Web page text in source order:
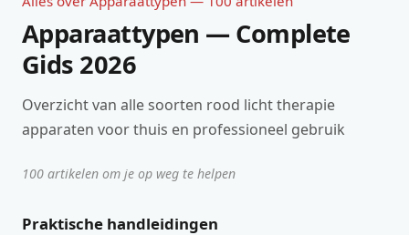
Apparaattypen — Complete
Gids 2026
Overzicht van alle soorten rood licht therapie
apparaten voor thuis en professioneel gebruik
100 artikelen om je op weg te helpen
Praktische handleidingen